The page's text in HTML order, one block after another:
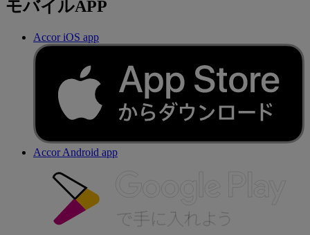
モバイルAPP
Accor iOS app
Accor Android app